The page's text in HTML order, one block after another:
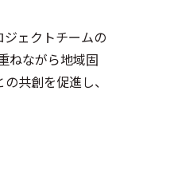
ェクトチームの
ねながら地域固
共創を促進し、